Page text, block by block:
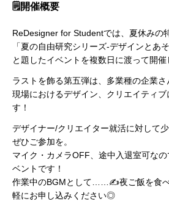
🗒️開催概要
ReDesigner for Studentでは、夏休みの
「夏の自由研究シリーズ-デザインとあそ
と題したイベントを複数日に渡って開
ラストを飾る第五弾は、多業種の企業さ
現場におけるデザイン、クリエイティ
す！
デザイナー/クリエイター就活に対して
ぜひご参加を。
マイク・カメラOFF、途中入退室可な
ベントです！
作業中のBGMとして……✍️夜ご飯を食
軽にお申し込みください◎